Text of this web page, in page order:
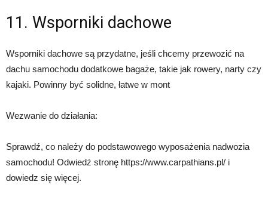
11. Wsporniki dachowe
Wsporniki dachowe są przydatne, jeśli chcemy przewozić na
dachu samochodu dodatkowe bagaże, takie jak rowery, narty czy
kajaki. Powinny być solidne, łatwe w mont
Wezwanie do działania:
Sprawdź, co należy do podstawowego wyposażenia nadwozia
samochodu! Odwiedź stronę https://www.carpathians.pl/ i
dowiedz się więcej.